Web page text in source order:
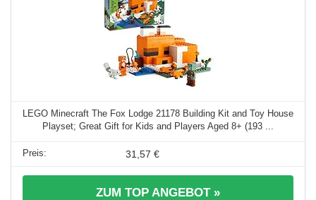
LEGO Minecraft The Fox Lodge 21178 Building Kit and Toy House
Playset; Great Gift for Kids and Players Aged 8+ (193 ...
31,57 €
ZUM TOP ANGEBOT »